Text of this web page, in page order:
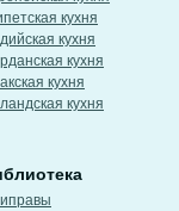
кухня
кухня
кухня
кухня
кухня